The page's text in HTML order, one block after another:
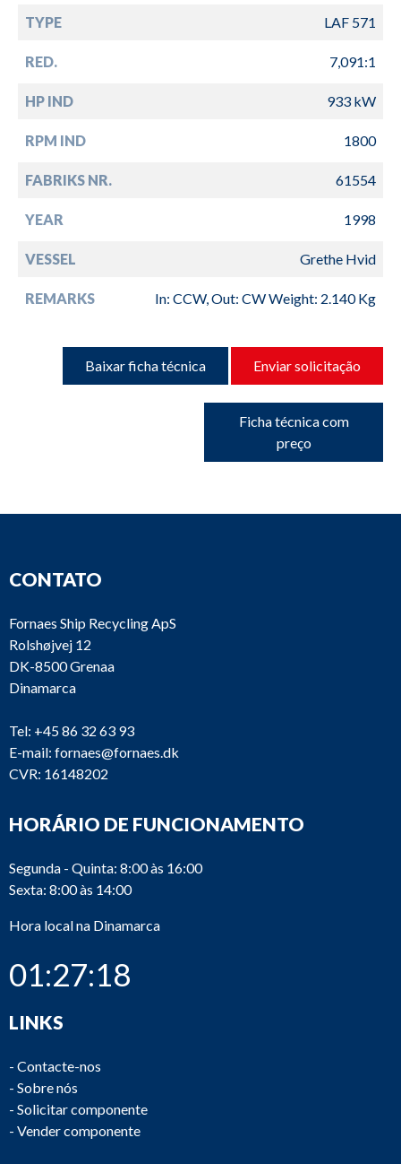
TYPE LAF 571
RED. 7,091:1
HP IND 933 kW
RPM IND 1800
FABRIKS NR. 61554
YEAR 1998
VESSEL Grethe Hvid
REMARKS In: CCW, Out: CW Weight: 2.140 Kg
Baixar ficha técnica Enviar solicitação
Ficha técnica com
preço
CONTATO
Fornaes Ship Recycling ApS
Rolshøjvej 12
DK-8500 Grenaa
Dinamarca
Tel: +45 86 32 63 93
E-mail: fornaes@fornaes.dk
CVR: 16148202
HORÁRIO DE FUNCIONAMENTO
Segunda - Quinta: 8:00 às 16:00
Sexta: 8:00 às 14:00
Hora local na Dinamarca
01:27:18
LINKS
- Contacte-nos
- Sobre nós
- Solicitar componente
- Vender componente